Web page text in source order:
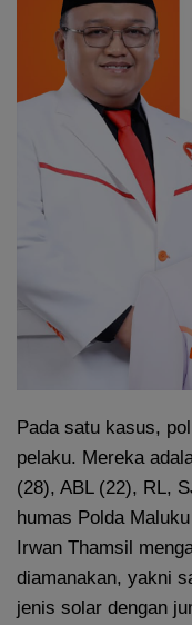
Pada satu kasus,
pelaku. Mereka
(28), ABL (22), RL,
humas Polda
Irwan Thamsil
diamanakan, yakni
jenis solar dengan